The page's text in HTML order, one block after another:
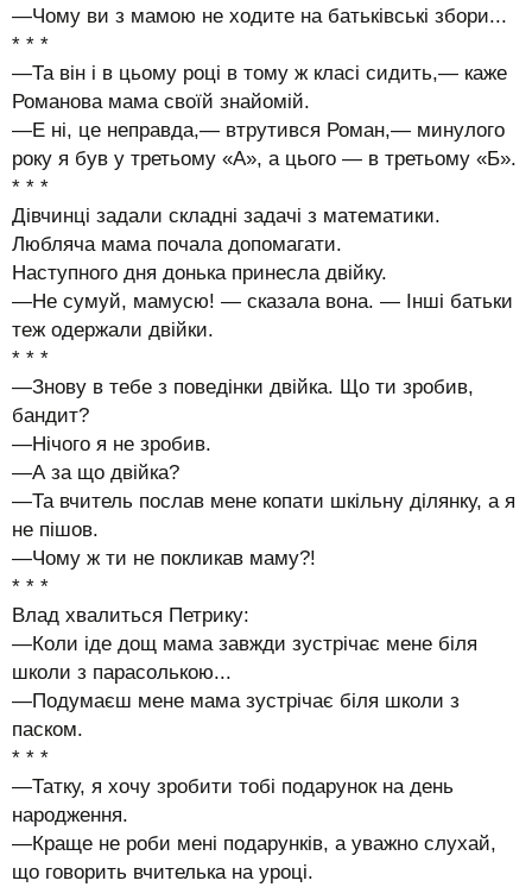
—Чому ви з мамою не ходите на батьківські збори...
* * *
—Та він і в цьому році в тому ж класі сидить,— каже
Романова мама своїй знайомій.
—Е ні, це неправда,— втрутився Роман,— минулого
року я був у третьому «А», а цього — в третьому «Б».
* * *
Дівчинці задали складні задачі з математики.
Любляча мама почала допомагати.
Наступного дня донька принесла двійку.
—Не сумуй, мамусю! — сказала вона. — Інші батьки
теж одержали двійки.
* * *
—Знову в тебе з поведінки двійка. Що ти зробив,
бандит?
—Нічого я не зробив.
—А за що двійка?
—Та вчитель послав мене копати шкільну ділянку, а я
не пішов.
—Чому ж ти не покликав маму?!
* * *
Влад хвалиться Петрику:
—Коли іде дощ мама завжди зустрічає мене біля
школи з парасолькою...
—Подумаєш мене мама зустрічає біля школи з
паском.
* * *
—Татку, я хочу зробити тобі подарунок на день
народження.
—Краще не роби мені подарунків, а уважно слухай,
що говорить вчителька на уроці.